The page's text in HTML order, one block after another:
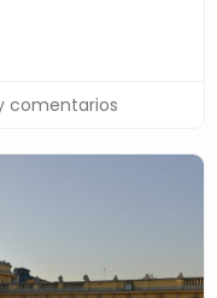
comentarios